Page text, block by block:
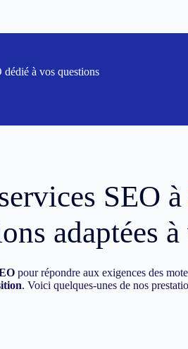
à vos questions
SEO à
adaptées
pour répondre aux exigences des
. Voici quelques-unes de nos